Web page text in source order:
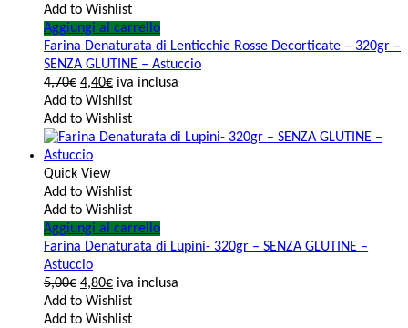
Add to Wishlist
Aggiungi al carrello
Farina Denaturata di Lenticchie Rosse Decorticate – 320gr –
SENZA GLUTINE – Astuccio
4,70€ 4,40€ iva inclusa
Add to Wishlist
Add to Wishlist
Quick View
Add to Wishlist
Add to Wishlist
Aggiungi al carrello
Farina Denaturata di Lupini- 320gr – SENZA GLUTINE –
Astuccio
5,00€ 4,80€ iva inclusa
Add to Wishlist
Add to Wishlist